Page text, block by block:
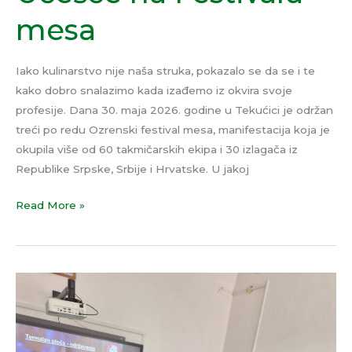
mesa
Iako kulinarstvo nije naša struka, pokazalo se da se i te
kako dobro snalazimo kada izađemo iz okvira svoje
profesije. Dana 30. maja 2026. godine u Tekućici je održan
treći po redu Ozrenski festival mesa, manifestacija koja je
okupila više od 60 takmičarskih ekipa i 30 izlagača iz
Republike Srpske, Srbije i Hrvatske. U jakoj
Read More »
snimanju
emisije